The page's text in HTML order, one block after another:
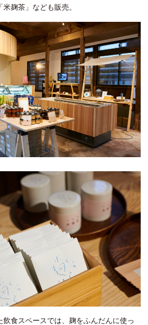
麹茶」なども販売。
飲食スペースでは、麹をふんだんに使っ